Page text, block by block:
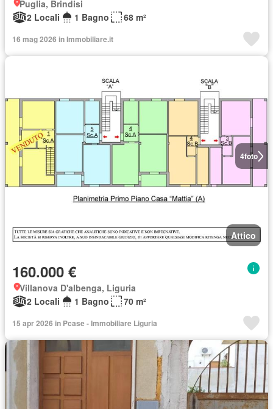
Puglia, Brindisi
2 Locali
1 Bagno 68 m²
16 mag 2026 in Immobiliare.it
4foto
Attico
160.000 €
Villanova D'albenga, Liguria
2 Locali
1 Bagno 70 m²
15 apr 2026 in Pcase - Immobiliare Liguria